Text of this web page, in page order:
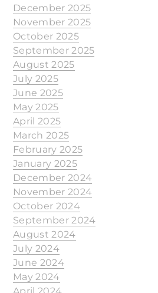
December 2025
November 2025
October 2025
September 2025
August 2025
July 2025
June 2025
May 2025
April 2025
March 2025
February 2025
January 2025
December 2024
November 2024
October 2024
September 2024
August 2024
July 2024
June 2024
May 2024